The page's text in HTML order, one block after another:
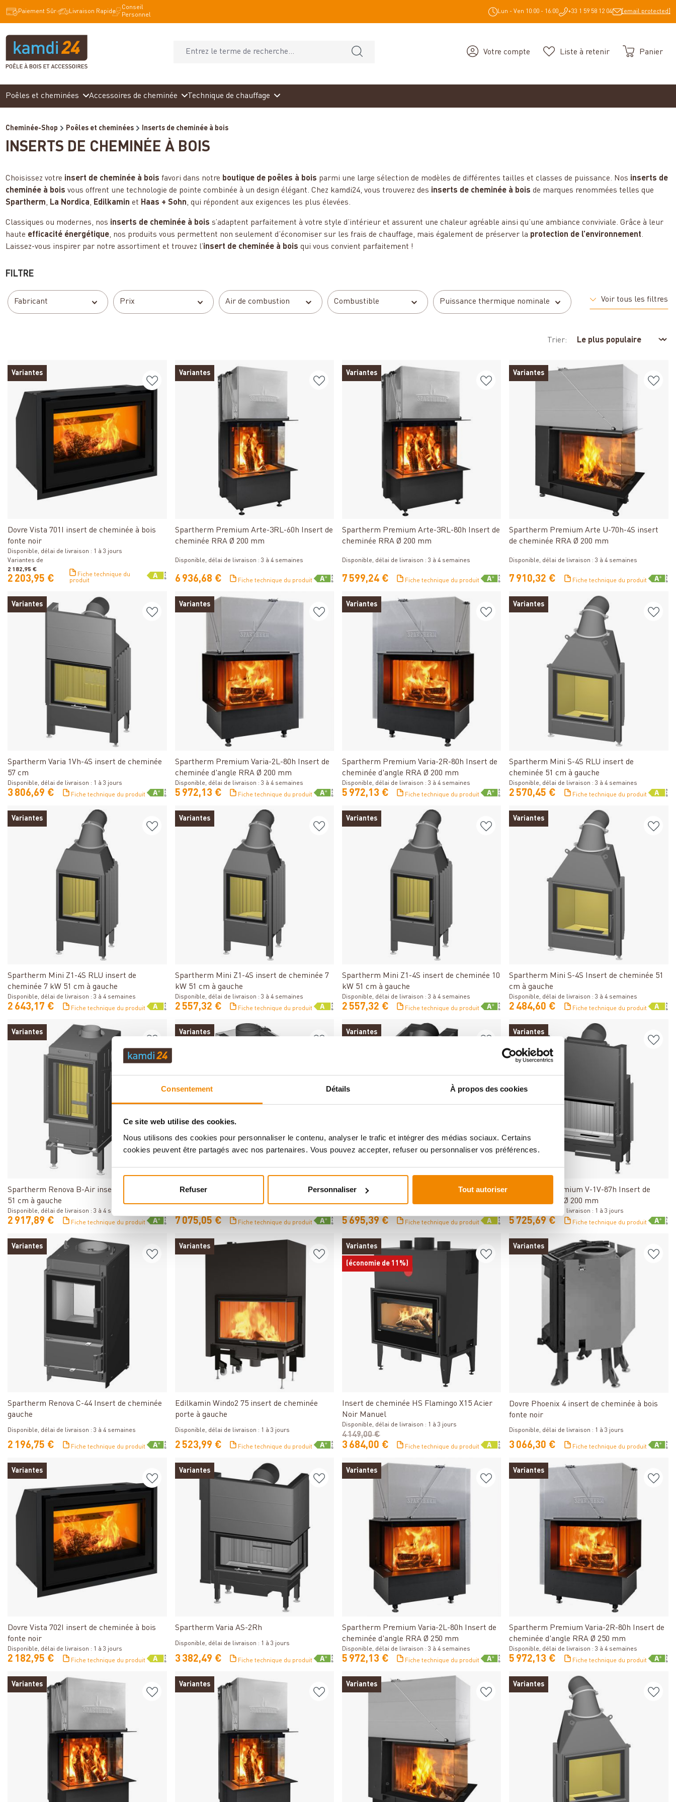
Consentement Détails À propos des cookies
Ce site web utilise des cookies.
Nous utilisons des cookies pour personnaliser le contenu, analyser le trafic et intégrer des médias sociaux. Certains
cookies peuvent être partagés avec nos partenaires. Vous pouvez accepter, refuser ou personnaliser vos préférences.
Refuser Personnaliser Tout autoriser
Passer à la navigation principale
Paiement Sûr Livraison Rapide
Conseil
Personnel
Lun - Ven 10:00 - 16:00 +33 1 59 58 12 04 [email protected]
Votre compte Liste à retenir Panier
Poêles et cheminées Accessoires de cheminée Technique de chauffage
Cheminée-Shop Poêles et cheminées Inserts de cheminée à bois
INSERTS DE CHEMINÉE À BOIS
Choisissez votre insert de cheminée à bois favori dans notre boutique de poêles à bois parmi une large sélection de modèles de différentes tailles et classes de puissance. Nos inserts de
cheminée à bois vous offrent une technologie de pointe combinée à un design élégant. Chez kamdi24, vous trouverez des inserts de cheminée à bois de marques renommées telles que
Spartherm, La Nordica, Edilkamin et Haas + Sohn, qui répondent aux exigences les plus élevées.
Classiques ou modernes, nos inserts de cheminée à bois s’adaptent parfaitement à votre style d’intérieur et assurent une chaleur agréable ainsi qu’une ambiance conviviale. Grâce à leur
haute efficacité énergétique, nos produits vous permettent non seulement d’économiser sur les frais de chauffage, mais également de préserver la protection de l’environnement.
Laissez-vous inspirer par notre assortiment et trouvez l’insert de cheminée à bois qui vous convient parfaitement !
FILTRE
Fabricant Prix Air de combustion Combustible Puissance thermique nominale Voir tous les filtres
Trier:
Variantes
Dovre Vista 701I insert de cheminée à bois
fonte noir
Disponible, délai de livraison : 1 à 3 jours
Variantes de
2 182,95 €
2 203,95 €
Fiche technique du
produit
Variantes
Détails
Spartherm Premium Arte-3RL-60h Insert de
cheminée RRA Ø 200 mm
Disponible, délai de livraison : 3 à 4 semaines
6 936,68 € Fiche technique du produit
Variantes
Spartherm Premium Arte-3RL-80h Insert de
cheminée RRA Ø 200 mm
Disponible, délai de livraison : 3 à 4 semaines
7 599,24 € Fiche technique du produit
Variantes
Spartherm Premium Arte U-70h-4S insert
de cheminée RRA Ø 200 mm
Disponible, délai de livraison : 3 à 4 semaines
7 910,32 € Fiche technique du produit
Variantes
Spartherm Varia 1Vh-4S insert de cheminée
57 cm
Disponible, délai de livraison : 1 à 3 jours
3 806,69 € Fiche technique du produit
Variantes
Spartherm Premium Varia-2L-80h Insert de
cheminée d'angle RRA Ø 200 mm
Disponible, délai de livraison : 3 à 4 semaines
5 972,13 € Fiche technique du produit
Variantes
Spartherm Premium Varia-2R-80h Insert de
cheminée d'angle RRA Ø 200 mm
Disponible, délai de livraison : 3 à 4 semaines
5 972,13 € Fiche technique du produit
Variantes
Spartherm Mini S-4S RLU insert de
cheminée 51 cm à gauche
Disponible, délai de livraison : 3 à 4 semaines
2 570,45 € Fiche technique du produit
Variantes
Détails
Spartherm Mini Z1-4S RLU insert de
cheminée 7 kW 51 cm à gauche
Disponible, délai de livraison : 3 à 4 semaines
2 643,17 € Fiche technique du produit
Variantes
Détails
Spartherm Mini Z1-4S insert de cheminée 7
kW 51 cm à gauche
Disponible, délai de livraison : 3 à 4 semaines
2 557,32 € Fiche technique du produit
Variantes
Détails
Spartherm Mini Z1-4S insert de cheminée 10
kW 51 cm à gauche
Disponible, délai de livraison : 3 à 4 semaines
2 557,32 € Fiche technique du produit
Variantes
Spartherm Mini S-4S Insert de cheminée 51
cm à gauche
Disponible, délai de livraison : 3 à 4 semaines
2 484,60 € Fiche technique du produit
Variantes
Détails
Spartherm Renova B-Air insert de cheminée
51 cm à gauche
Disponible, délai de livraison : 3 à 4 semaines
2 917,89 € Fiche technique du produit
Variantes
Spartherm Premium A-U-50h Insert de
cheminée RRA Ø 200 mm
7 075,05 € Fiche technique du produit
Variantes
Spartherm Arte U-50h-4S insert de
cheminée RRA Ø 250 mm
5 695,39 € Fiche technique du produit
Variantes
Spartherm Premium V-1V-87h Insert de
cheminée RRA Ø 200 mm
Disponible, délai de livraison : 1 à 3 jours
5 725,69 € Fiche technique du produit
Variantes
Spartherm Renova C-44 Insert de cheminée
gauche
Disponible, délai de livraison : 3 à 4 semaines
2 196,75 € Fiche technique du produit
Variantes
Edilkamin Windo2 75 insert de cheminée
porte à gauche
Disponible, délai de livraison : 1 à 3 jours
2 523,99 € Fiche technique du produit
Variantes
(économie de 11%)
Insert de cheminée HS Flamingo X15 Acier
Noir Manuel
Disponible, délai de livraison : 1 à 3 jours
3 684,00 €
4 149,00 €
Fiche technique du produit
Variantes
Dovre Phoenix 4 insert de cheminée à bois
fonte noir
Disponible, délai de livraison : 1 à 3 jours
3 066,30 € Fiche technique du produit
Variantes
Dovre Vista 702I insert de cheminée à bois
fonte noir
Disponible, délai de livraison : 1 à 3 jours
2 182,95 € Fiche technique du produit
Variantes
Spartherm Varia AS-2Rh
Disponible, délai de livraison : 1 à 3 jours
3 382,49 € Fiche technique du produit
Variantes
Spartherm Premium Varia-2L-80h Insert de
cheminée d'angle RRA Ø 250 mm
Disponible, délai de livraison : 3 à 4 semaines
5 972,13 € Fiche technique du produit
Variantes
Spartherm Premium Varia-2R-80h Insert de
cheminée d'angle RRA Ø 250 mm
Disponible, délai de livraison : 3 à 4 semaines
5 972,13 € Fiche technique du produit
Variantes Variantes Variantes Variantes